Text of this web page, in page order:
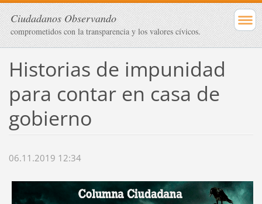
Ciudadanos Observando
comprometidos con la transparencia y los valores cívicos.
Historias de impunidad
para contar en casa de
gobierno
06.11.2019 12:34